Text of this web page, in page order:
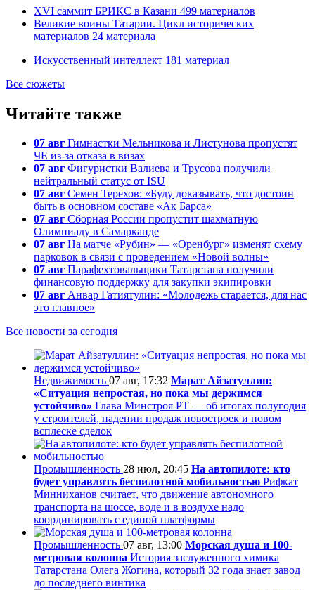
XVI саммит БРИКС в Казани 499 материалов
Великие воины Татарии. Цикл исторических
материалов 24 материала
Искусственный интеллект 181 материал
Все сюжеты
Читайте также
07 авг Гимнастки Мельникова и Листунова пропустят
ЧЕ из-за отказа в визах
07 авг Фигуристки Валиева и Трусова получили
нейтральный статус от ISU
07 авг Семен Терехов: «Буду доказывать, что достоин
быть в основном составе «Ак Барса»
07 авг Сборная России пропустит шахматную
Олимпиаду в Самарканде
07 авг На матче «Рубин» — «Оренбург» изменят схему
парковок в связи с проведением «Новой волны»
07 авг Парафехтовальщики Татарстана получили
финансовую поддержку для закупки экипировки
07 авг Анвар Гатиятулин: «Молодежь старается, для нас
это главное»
Все новости за сегодня
Недвижимость 07 авг, 17:32 Марат Айзатуллин:
«Ситуация непростая, но пока мы держимся
устойчиво» Глава Минстроя РТ — об итогах полугодия
у строителей, падении продаж новостроек и новом
всплеске сделок
Промышленность 28 июл, 20:45 На автопилоте: кто
будет управлять беспилотной мобильностью Рифкат
Минниханов считает, что движение автономного
транспорта на шоссе, воде и в воздухе надо
координировать с единой платформы
Промышленность 07 авг, 13:00 Морская душа и 100-
метровая колонна История заслуженного химика
Татарстана Олега Жогина, который 32 года знает завод
до последнего винтика